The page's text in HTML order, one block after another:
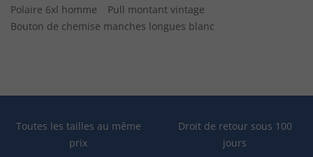
Polaire 6xl homme
Pull montant vintage
Bouton de chemise manches longues blanc
Toutes les tailles au même
prix
Droit de retour sous 100
jours